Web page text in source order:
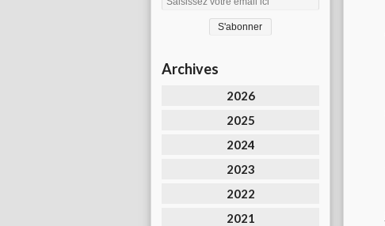
Archives
2026
2025
2024
2023
2022
2021